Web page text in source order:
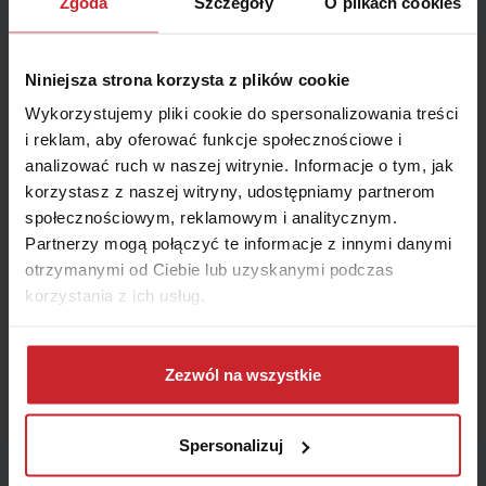
Niniejsza strona korzysta z plików cookie
Wykorzystujemy pliki cookie do spersonalizowania treści
i reklam, aby oferować funkcje społecznościowe i
analizować ruch w naszej witrynie. Informacje o tym, jak
korzystasz z naszej witryny, udostępniamy partnerom
społecznościowym, reklamowym i analitycznym.
Partnerzy mogą połączyć te informacje z innymi danymi
otrzymanymi od Ciebie lub uzyskanymi podczas
korzystania z ich usług.
Dowiedz się więcej na temat tego, kim jesteśmy, jak
można się z nami skontaktować i w jaki sposób
przetwarzamy dane osobowe w ramachPolityki
Zezwól na wszystkie
Spersonalizuj
ze sportów motorowych i aut terenowych.
użytkowym, jak i samochodom odnoszącym sukcesy w
rajdach oraz w segmencie napędów hybrydowych.
Sukcesy Mitsubishi w rajdzie Dakar
Mitsubishi przez wiele lat dominowało w jednej z
najtrudniejszych imprez motorowych na świecie – Rajdzie
Dakar. Producent zdobył 12 zwycięstw w klasyfikacji
generalnej, co przez długi czas pozostawało rekordem w
historii tej rywalizacji. Kluczową rolę odegrał tu model
Mitsubishi i pionierskie hybrydy typu plug-in